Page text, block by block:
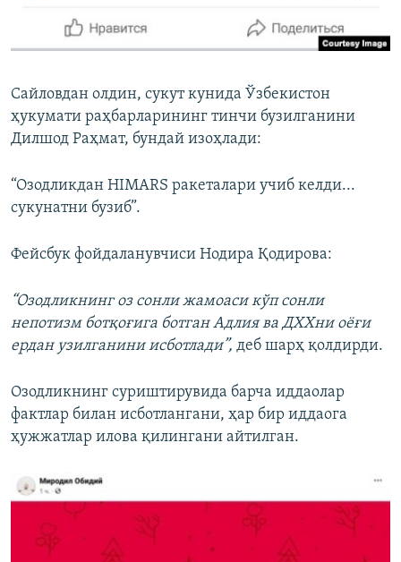
Сайловдан олдин, сукут кунида Ўзбекистон
ҳукумати раҳбарларининг тинчи бузилганини
Дилшод Раҳмат, бундай изоҳлади:
“Озодликдан HIMARS ракеталари учиб келди...
сукунатни бузиб”.
Фейсбук фойдаланувчиси Нодира Қодирова:
“Озодликнинг оз сонли жамоаси кўп сонли
непотизм ботқоғига ботган Адлия ва ДХХни оёғи
ердан узилганини исботлади”, деб шарҳ қолдирди.
Озодликнинг суриштирувида барча иддаолар
фактлар билан исботлангани, ҳар бир иддаога
ҳужжатлар илова қилингани айтилган.